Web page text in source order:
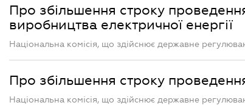
Про збільшення строку
виробництва електричної енергії
Національна комісія, що здійснює державне
Про збільшення строку
Національна комісія, що здійснює державне